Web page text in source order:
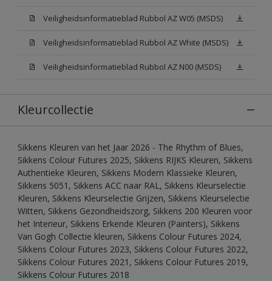
Veiligheidsinformatieblad Rubbol AZ W05 (MSDS)
Veiligheidsinformatieblad Rubbol AZ White (MSDS)
Veiligheidsinformatieblad Rubbol AZ N00 (MSDS)
Kleurcollectie
Sikkens Kleuren van het Jaar 2026 - The Rhythm of Blues,
Sikkens Colour Futures 2025, Sikkens RIJKS Kleuren, Sikkens
Authentieke Kleuren, Sikkens Modern Klassieke Kleuren,
Sikkens 5051, Sikkens ACC naar RAL, Sikkens Kleurselectie
Kleuren, Sikkens Kleurselectie Grijzen, Sikkens Kleurselectie
Witten, Sikkens Gezondheidszorg, Sikkens 200 Kleuren voor
het Interieur, Sikkens Erkende Kleuren (Painters), Sikkens
Van Gogh Collectie kleuren, Sikkens Colour Futures 2024,
Sikkens Colour Futures 2023, Sikkens Colour Futures 2022,
Sikkens Colour Futures 2021, Sikkens Colour Futures 2019,
Sikkens Colour Futures 2018